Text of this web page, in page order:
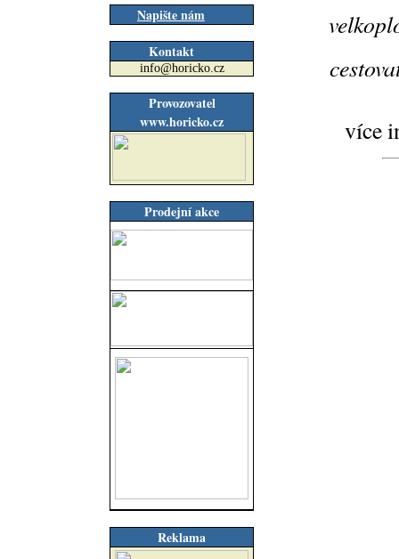
Napište nám
Kontakt
info@horicko.cz
Provozovatel
www.horicko.cz
Prodejní akce
Reklama
více